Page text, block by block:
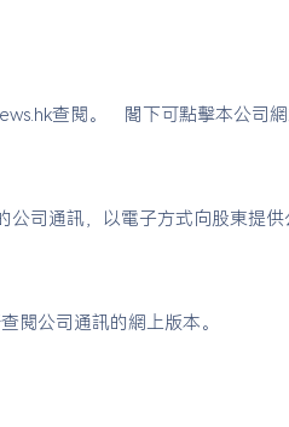
查閱。 閣下可點擊本公司
公司通訊，以電子方式向股東提
閱公司通訊的網上版本。